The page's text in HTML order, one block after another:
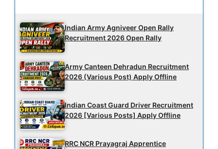
Indian Army Agniveer Open Rally
Recruitment 2026 Open Rally
Army Canteen Dehradun Recruitment
2026 (Various Post) Apply Offline
Indian Coast Guard Driver Recruitment
2026 [Various Posts] Apply Offline
RRC NCR Prayagraj Apprentice